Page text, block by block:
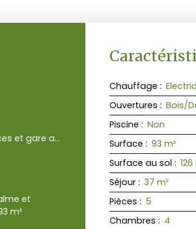
Ecoles, commerces et gare accessibles à pied
et
m²
Chauffage :
Ouvertures : Bois/
Piscine : Non
Surface : 93 m²
Surface au sol : 126
Séjour : 37 m²
Pièces : 5
Chambres : 4